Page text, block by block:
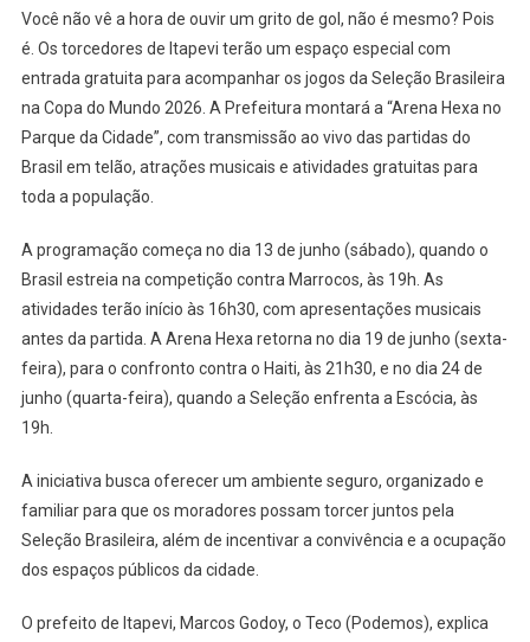
Parque
Da
Cidade
Para
Transmissão
Seleção
Você não vê a hora de ouvir um grito de gol, não é mesmo? Pois
é. Os torcedores de Itapevi terão um espaço especial com
entrada gratuita para acompanhar os jogos da Seleção Brasileira
na Copa do Mundo 2026. A Prefeitura montará a “Arena Hexa no
Parque da Cidade”, com transmissão ao vivo das partidas do
Brasil em telão, atrações musicais e atividades gratuitas para
toda a população.
A programação começa no dia 13 de junho (sábado), quando o
Brasil estreia na competição contra Marrocos, às 19h. As
atividades terão início às 16h30, com apresentações musicais
antes da partida. A Arena Hexa retorna no dia 19 de junho (sexta-
feira), para o confronto contra o Haiti, às 21h30, e no dia 24 de
junho (quarta-feira), quando a Seleção enfrenta a Escócia, às
19h.
A iniciativa busca oferecer um ambiente seguro, organizado e
familiar para que os moradores possam torcer juntos pela
Seleção Brasileira, além de incentivar a convivência e a ocupação
dos espaços públicos da cidade.
O prefeito de Itapevi, Marcos Godoy, o Teco (Podemos), explica